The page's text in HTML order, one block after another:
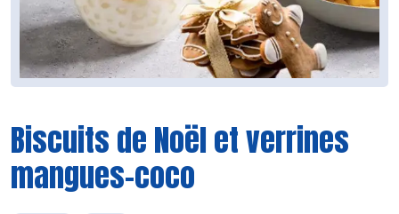
Biscuits de Noël et verrines
mangues-coco